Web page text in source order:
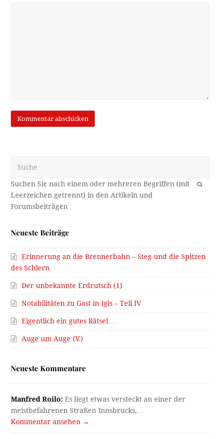
OK
Neueste Beiträge
Erinnerung an die Brennerbahn – Steg und die Spitzen
des Schlern
Der unbekannte Erdrutsch (1)
Notabilitäten zu Gast in Igls – Teil IV
Eigentlich ein gutes Rätsel…
Auge um Auge (V.)
Neueste Kommentare
Manfred Roilo: Es liegt etwas versteckt an einer der
meistbefahrenen Straßen Innsbrucks,…
Kommentar ansehen →